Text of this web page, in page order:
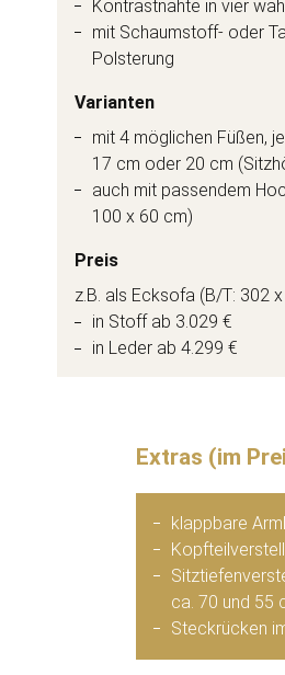
Kontrastnähte in vier
mit Schaumstoff- oder
Polsterung
Varianten
mit 4 möglichen Füßen,
17 cm oder 20 cm
auch mit passendem
100 x 60 cm)
Preis
z.B. als Ecksofa (B/T: 302
in Stoff ab 3.029 €
in Leder ab 4.299 €
Extras (im
klappbare
ca. 70 und 55
Steckrücken